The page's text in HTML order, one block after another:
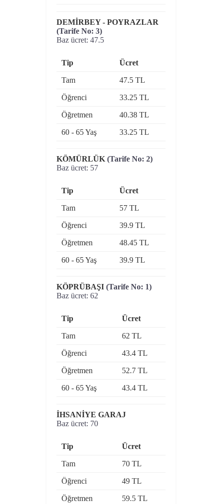
DEMİRBEY - POYRAZLAR
(Tarife No: 3)
Baz ücret: 47.5
Tip Ücret
Tam 47.5 TL
Öğrenci 33.25 TL
Öğretmen 40.38 TL
60 - 65 Yaş 33.25 TL
KÖMÜRLÜK (Tarife No: 2)
Baz ücret: 57
Tip Ücret
Tam 57 TL
Öğrenci 39.9 TL
Öğretmen 48.45 TL
60 - 65 Yaş 39.9 TL
KÖPRÜBAŞI (Tarife No: 1)
Baz ücret: 62
Tip Ücret
Tam 62 TL
Öğrenci 43.4 TL
Öğretmen 52.7 TL
60 - 65 Yaş 43.4 TL
İHSANİYE GARAJ
Baz ücret: 70
Tip Ücret
Tam 70 TL
Öğrenci 49 TL
Öğretmen 59.5 TL